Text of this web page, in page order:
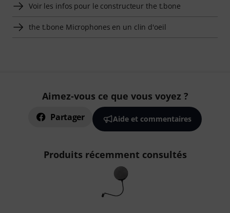
Voir les infos pour le constructeur the t.bone
the t.bone Microphones en un clin d'oeil
Aimez-vous ce que vous voyez ?
Partager Aide et commentaires
Produits récemment consultés